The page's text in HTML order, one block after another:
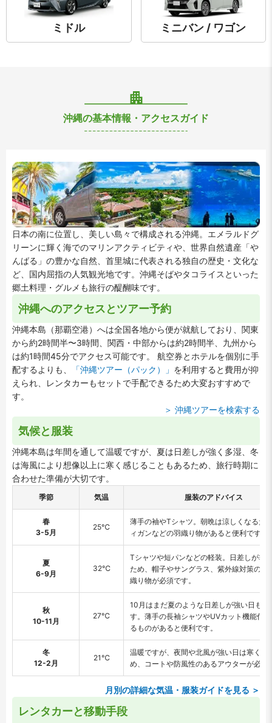
ミドル ミニバン / ワゴン
沖縄の基本情報・アクセスガイド
日本の南に位置し、美しい島々で構成される沖縄。エメラルドグ
リーンに輝く海でのマリンアクティビティや、世界自然遺産「や
んばる」の豊かな自然、首里城に代表される独自の歴史・文化な
ど、国内屈指の人気観光地です。沖縄そばやタコライスといった
郷土料理・グルメも旅行の醍醐味です。
沖縄へのアクセスとツアー予約
沖縄本島（那覇空港）へは全国各地から便が就航しており、関東
から約2時間半〜3時間、関西・中部からは約2時間半、九州から
は約1時間45分でアクセス可能です。 航空券とホテルを個別に手
配するよりも、
「沖縄ツアー（パック）」 を利用すると費用が抑
えられ、レンタカーもセットで手配できるため大変おすすめで
す。
＞ 沖縄ツアーを検索する
気候と服装
沖縄本島は年間を通して温暖ですが、夏は日差しが強く多湿、冬
は海風により想像以上に寒く感じることもあるため、旅行時期に
合わせた準備が大切です。
季節 気温 服装のアドバイス
春
3-5月
25℃
薄手の袖やTシャツ。朝晩は涼しくなるた
ィガンなどの羽織り物があると便利です。
夏
6-9月
32℃
Tシャツや短パンなどの軽装。日差しが非
ため、帽子やサングラス、紫外線対策の薄
織り物が必須です。
秋
10-11月
27℃
10月はまだ夏のような日差しが強い日もあ
す。薄手の長袖シャツやUVカット機能付
るものがあると便利です。
冬
12-2月
21℃
温暖ですが、夜間や北風が強い日は寒く感
め、コートや防風性のあるアウターが必要
月別の詳細な気温・服装ガイドを見る ＞
レンタカーと移動手段